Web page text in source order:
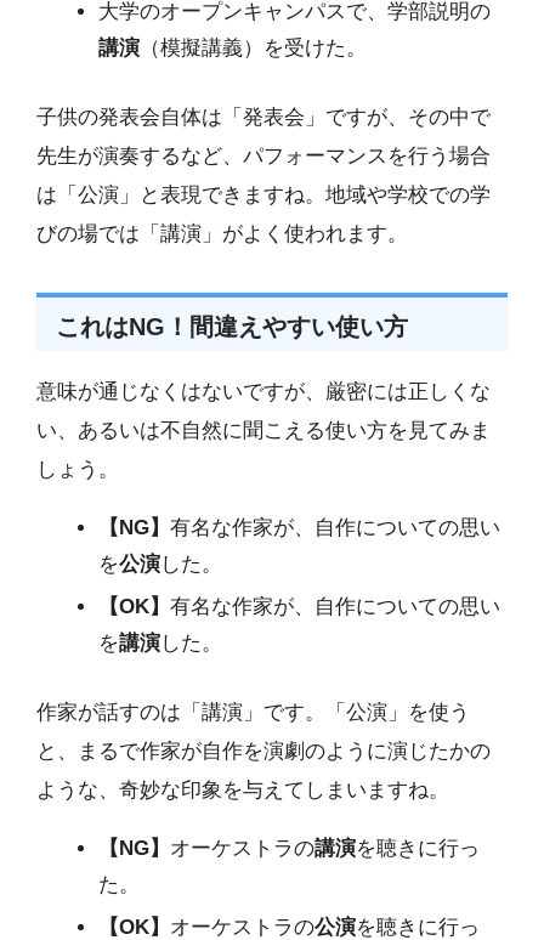
大学のオープンキャンパスで、学部説明の
講演 （模擬講義）を受けた。
子供の発表会自体は「発表会」ですが、その中で
先生が演奏するなど、パフォーマンスを行う場合
は「公演」と表現できますね。地域や学校での学
びの場では「講演」がよく使われます。
これはNG！間違えやすい使い方
意味が通じなくはないですが、厳密には正しくな
い、あるいは不自然に聞こえる使い方を見てみま
しょう。
【NG】 有名な作家が、自作についての思い
を公演した。
【OK】 有名な作家が、自作についての思い
を講演した。
作家が話すのは「講演」です。「公演」を使う
と、まるで作家が自作を演劇のように演じたかの
ような、奇妙な印象を与えてしまいますね。
【NG】 オーケストラの講演を聴きに行っ
た。
【OK】 オーケストラの公演を聴きに行っ